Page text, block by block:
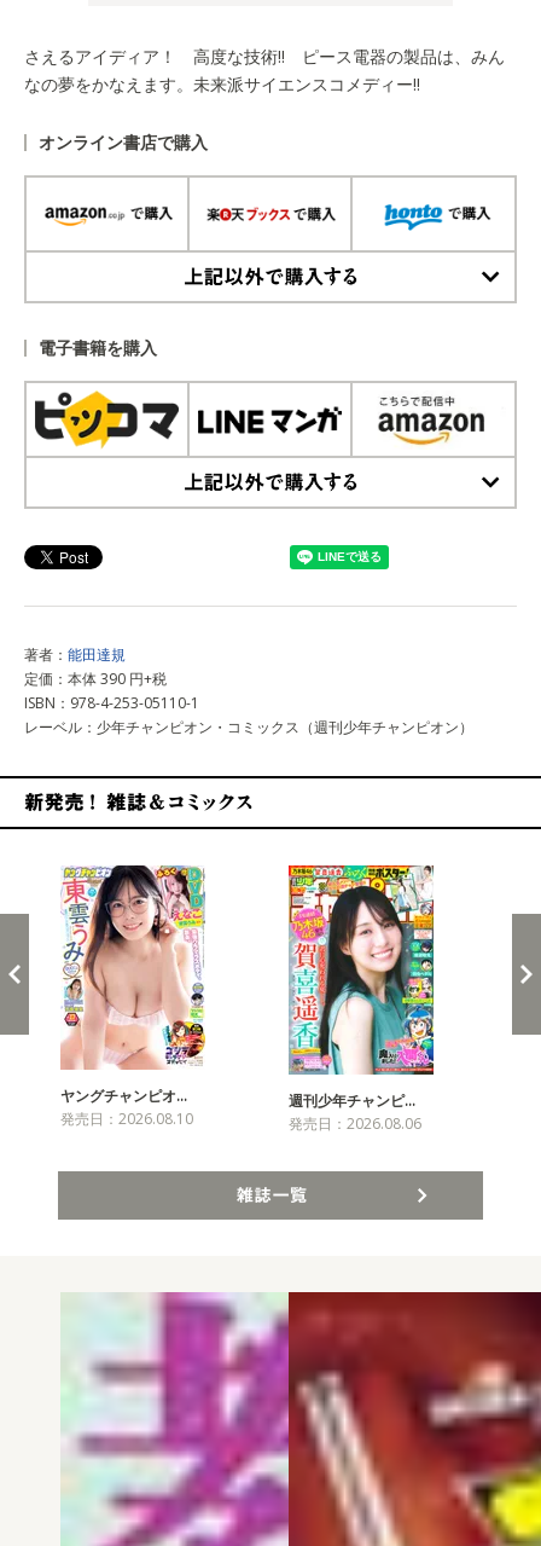
さえるアイディア！ 高度な技術!! ピース電器の製品は、みん
なの夢をかなえます。未来派サイエンスコメディー!!
オンライン書店で購入
電子書籍を購入
著者： 能田達規
定価：本体 390 円+税
ISBN：978-4-253-05110-1
レーベル：少年チャンピオン・コミックス（週刊少年チャンピオン）
ヤングチャンピオ…
発売日：2026.08.10
週刊少年チャンピ…
発売日：2026.08.06